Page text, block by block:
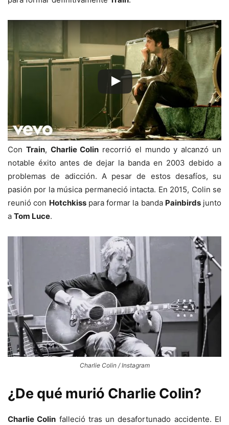
Con Train, Charlie Colin recorrió el mundo y alcanzó un
notable éxito antes de dejar la banda en 2003 debido a
problemas de adicción. A pesar de estos desafíos, su
pasión por la música permaneció intacta. En 2015, Colin se
reunió con Hotchkisspara formar la banda Painbirdsjunto
a Tom Luce.
Charlie Colin / Instagram
¿De qué murió Charlie Colin?
Charlie Colin falleció tras un desafortunado accidente. El